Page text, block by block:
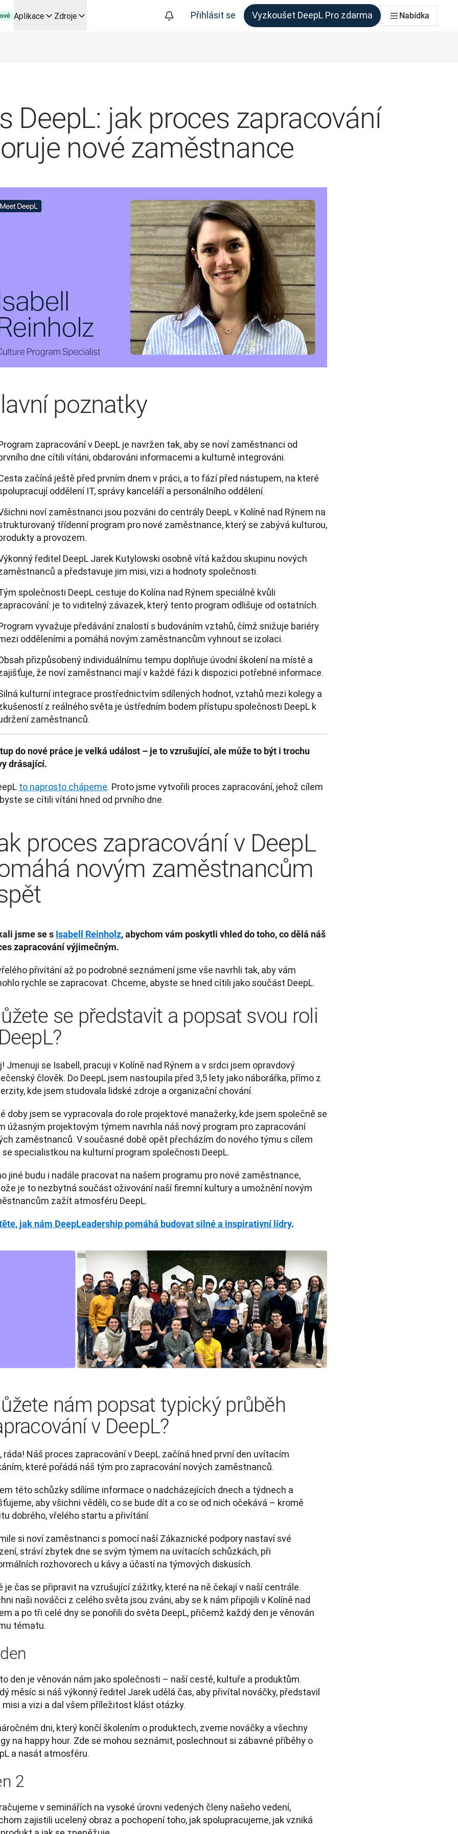
založené na AI pro klíčové případy použití a integrace
překladatelské pracovní postupy od začátku do konce, pro každý tým, který to potřebuje
Aplikace Zdroje Přihlásit se Vyzkoušet DeepL Pro zdarma Nabídka
DeepL: jak proces zapracování
nové zaměstnance
poznatky
zapracování v DeepL je navržen tak, aby se noví zaměstnanci od
dne cítili vítáni, obdarováni informacemi a kulturně integrováni.
začíná ještě před prvním dnem v práci, a to fází před nástupem, na které
oddělení IT, správy kanceláří a personálního oddělení.
noví zaměstnanci jsou pozváni do centrály DeepL v Kolíně nad Rýnem na
třídenní program pro nové zaměstnance, který se zabývá kulturou,
a provozem.
ředitel DeepL Jarek Kutylowski osobně vítá každou skupinu nových
a představuje jim misi, vizi a hodnoty společnosti.
společnosti DeepL cestuje do Kolína nad Rýnem speciálně kvůli
je to viditelný závazek, který tento program odlišuje od ostatních.
vyvažuje předávání znalostí s budováním vztahů, čímž snižuje bariéry
odděleními a pomáhá novým zaměstnancům vyhnout se izolaci.
přizpůsobený individuálnímu tempu doplňuje úvodní školení na místě a
že noví zaměstnanci mají v každé fázi k dispozici potřebné informace.
kulturní integrace prostřednictvím sdílených hodnot, vztahů mezi kolegy a
z reálného světa je ústředním bodem přístupu společnosti DeepL k
zaměstnanců.
do nové práce je velká událost – je to vzrušující, ale může to být i trochu
drásající.
to naprosto chápeme. Proto jsme vytvořili proces zapracování, jehož cílem
se cítili vítáni hned od prvního dne.
proces zapracování v DeepL
novým zaměstnancům
jsme se s Isabell Reinholz, abychom vám poskytli vhled do toho, co dělá náš
zapracování výjimečným.
přivítání až po podrobné seznámení jsme vše navrhli tak, aby vám
rychle se zapracovat. Chceme, abyste se hned cítili jako součást DeepL.
se představit a popsat svou roli
Jmenuji se Isabell, pracuji v Kolíně nad Rýnem a v srdci jsem opravdový
člověk. Do DeepL jsem nastoupila před 3,5 lety jako náborářka, přímo z
kde jsem studovala lidské zdroje a organizační chování.
doby jsem se vypracovala do role projektové manažerky, kde jsem společně se
úžasným projektovým týmem navrhla náš nový program pro zapracování
zaměstnanců. V současné době opět přecházím do nového týmu s cílem
specialistkou na kulturní program společnosti DeepL.
jiné budu i nadále pracovat na našem programu pro nové zaměstnance,
je to nezbytná součást oživování naší firemní kultury a umožnění novým
zažít atmosféru DeepL.
jak nám DeepLeadership pomáhá budovat silné a inspirativní lídry.
nám popsat typický průběh
v DeepL?
ráda! Náš proces zapracování v DeepL začíná hned první den uvítacím
které pořádá náš tým pro zapracování nových zaměstnanců.
této schůzky sdílíme informace o nadcházejících dnech a týdnech a
aby všichni věděli, co se bude dít a co se od nich očekává – kromě
dobrého, vřelého startu a přivítání.
si noví zaměstnanci s pomocí naší Zákaznické podpory nastaví své
stráví zbytek dne se svým týmem na uvítacích schůzkách, při
rozhovorech u kávy a účastí na týmových diskusích.
je čas se připravit na vzrušující zážitky, které na ně čekají v naší centrále.
naši nováčci z celého světa jsou zváni, aby se k nám připojili v Kolíně nad
a po tři celé dny se ponořili do světa DeepL, přičemž každý den je věnován
tématu.
den je věnován nám jako společnosti – naší cestě, kultuře a produktům.
měsíc si náš výkonný ředitel Jarek udělá čas, aby přivítal nováčky, představil
misi a vizi a dal všem příležitost klást otázky.
dni, který končí školením o produktech, zveme nováčky a všechny
na happy hour. Zde se mohou seznámit, poslechnout si zábavné příběhy o
a nasát atmosféru.
2
v seminářích na vysoké úrovni vedených členy našeho vedení,
zajistili ucelený obraz a pochopení toho, jak spolupracujeme, jak vzniká